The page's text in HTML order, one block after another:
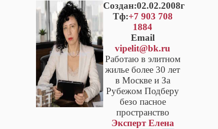
Cоздан:02.02.2008г
Тф:+7 903 708
1884
Email
vipelit@bk.ru
Работаю в элитном
жилье более 30 лет
в Москве и За
Рубежом Подберу
безо пасное
пространство
Эксперт Елена